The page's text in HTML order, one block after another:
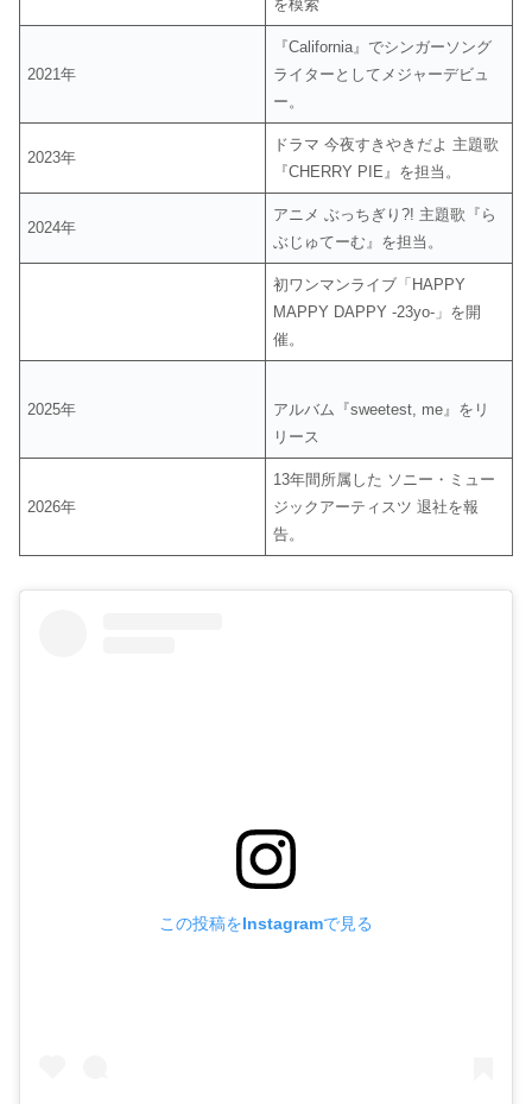
を模索
2021年
『California』でシンガーソング
ライターとしてメジャーデビュ
ー。
2023年
ドラマ 今夜すきやきだよ 主題歌
『CHERRY PIE』を担当。
2024年
アニメ ぶっちぎり?! 主題歌『ら
ぶじゅてーむ』を担当。
初ワンマンライブ「HAPPY
MAPPY DAPPY -23yo-」を開
催。
2025年
アルバム『sweetest, me』をリ
リース
2026年
13年間所属した ソニー・ミュー
ジックアーティスツ 退社を報
告。
この投稿をInstagramで見る